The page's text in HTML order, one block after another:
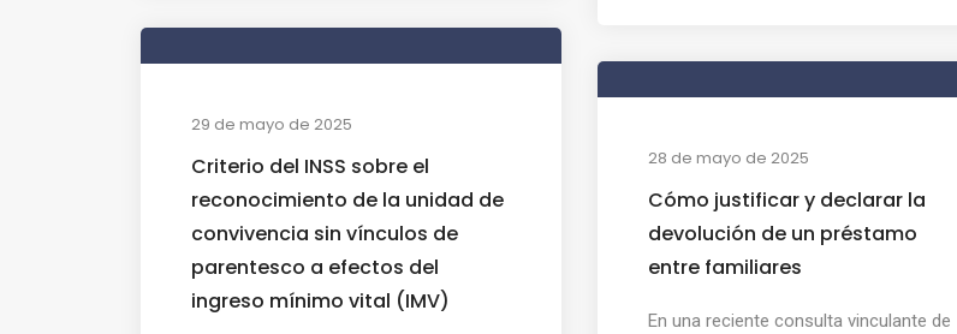
29 de mayo de 2025
Criterio del INSS sobre el
reconocimiento de la unidad de
convivencia sin vínculos de
parentesco a efectos del
ingreso mínimo vital (IMV)
28 de mayo de 2025
Cómo justificar y declarar la
devolución de un préstamo
entre familiares
En una reciente consulta vinculante de